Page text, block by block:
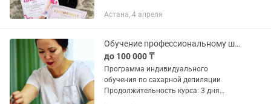
группе Индивидуально. ⠀ ⠀ Что будем
Астана, 4 апреля
Обучение профессиональному шугарингу!
до 100 000 ₸
Программа индивидуального
обучения по сахарной депиляции
Продолжительность курса: 3 дня